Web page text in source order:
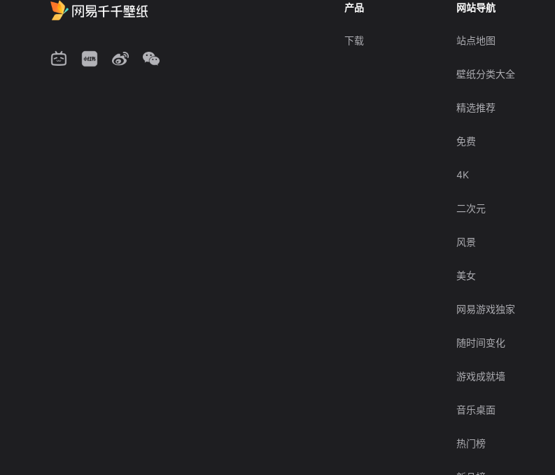
产品
下载
网站导航
站点地图
壁纸分类大全
精选推荐
免费
4K
二次元
风景
美女
网易游戏独家
随时间变化
游戏成就墙
音乐桌面
热门榜